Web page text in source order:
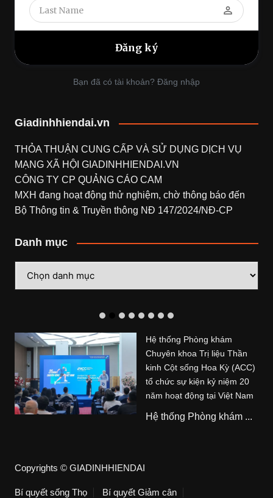
perm_identity
Bạn đã có tài khoản? Đăng nhập
Giadinhhiendai.vn
THỎA THUẬN CUNG CẤP VÀ SỬ DỤNG DỊCH VỤ
MẠNG XÃ HỘI GIADINHHIENDAI.VN
CÔNG TY CP QUẢNG CÁO CAM
MXH đang hoạt động thử nghiệm, chờ thông báo đến
Bộ Thông tin & Truyền thông NĐ 147/2024/NĐ-CP
Danh mục
mục
Hệ thống Phòng khám
Chuyên khoa Trị liệu Thần
kinh Cột sống Hoa Kỳ (ACC)
tổ chức sự kiện kỷ niệm 20
năm hoạt động tại Việt Nam
Hệ thống Phòng khám ...
Copyrights © GIADINHHIENDAI
Bí quyết sống Thọ Bí quyết Giảm cân